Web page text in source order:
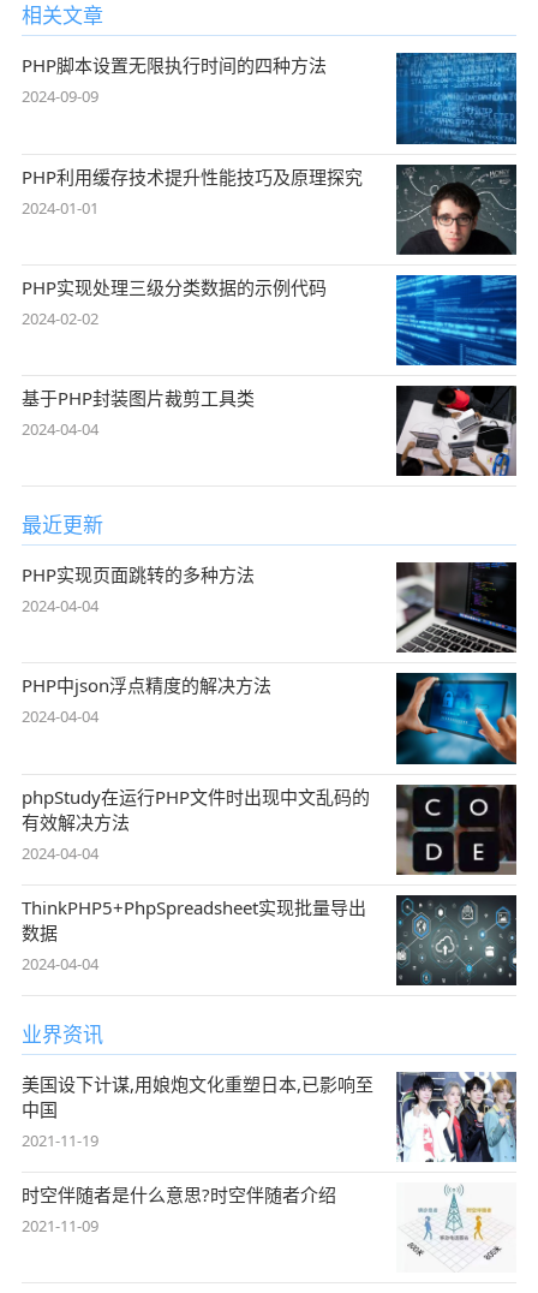
相关文章
PHP脚本设置无限执行时间的四种方法
2024-09-09
PHP利用缓存技术提升性能技巧及原理探究
2024-01-01
PHP实现处理三级分类数据的示例代码
2024-02-02
基于PHP封装图片裁剪工具类
2024-04-04
最近更新
PHP实现页面跳转的多种方法
2024-04-04
PHP中json浮点精度的解决方法
2024-04-04
phpStudy在运行PHP文件时出现中文乱码的
有效解决方法
2024-04-04
ThinkPHP5+PhpSpreadsheet实现批量导出
数据
2024-04-04
业界资讯
美国设下计谋,用娘炮文化重塑日本,已影响至
中国
2021-11-19
时空伴随者是什么意思?时空伴随者介绍
2021-11-09